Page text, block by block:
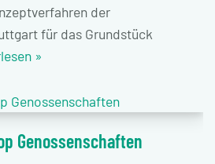
der
für das Grundstück
»
Genossenschaften